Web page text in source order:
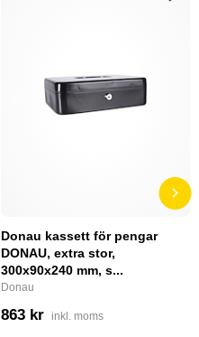
Donau kassett för pengar
DONAU, extra stor,
300x90x240 mm, s...
Donau
863 kr inkl. moms